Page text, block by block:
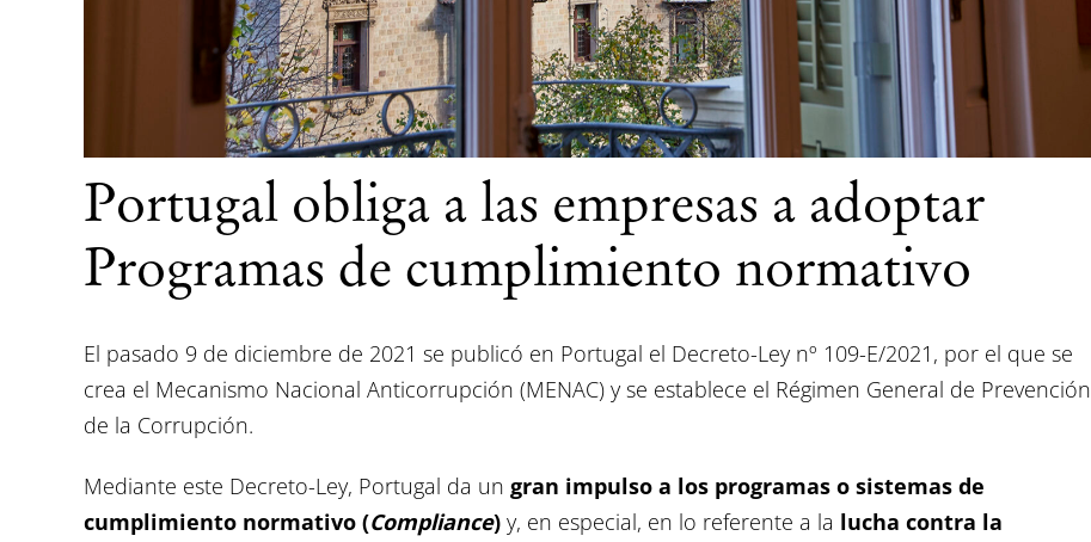
Portugal obliga a las empresas a adoptar
Programas de cumplimiento normativo
El pasado 9 de diciembre de 2021 se publicó en Portugal el Decreto-Ley nº 109-E/2021, por el que se
crea el Mecanismo Nacional Anticorrupción (MENAC) y se establece el Régimen General de Prevención
de la Corrupción.
Mediante este Decreto-Ley, Portugal da un gran impulso a los programas o sistemas de
cumplimiento normativo (Compliance) y, en especial, en lo referente a la lucha contra la